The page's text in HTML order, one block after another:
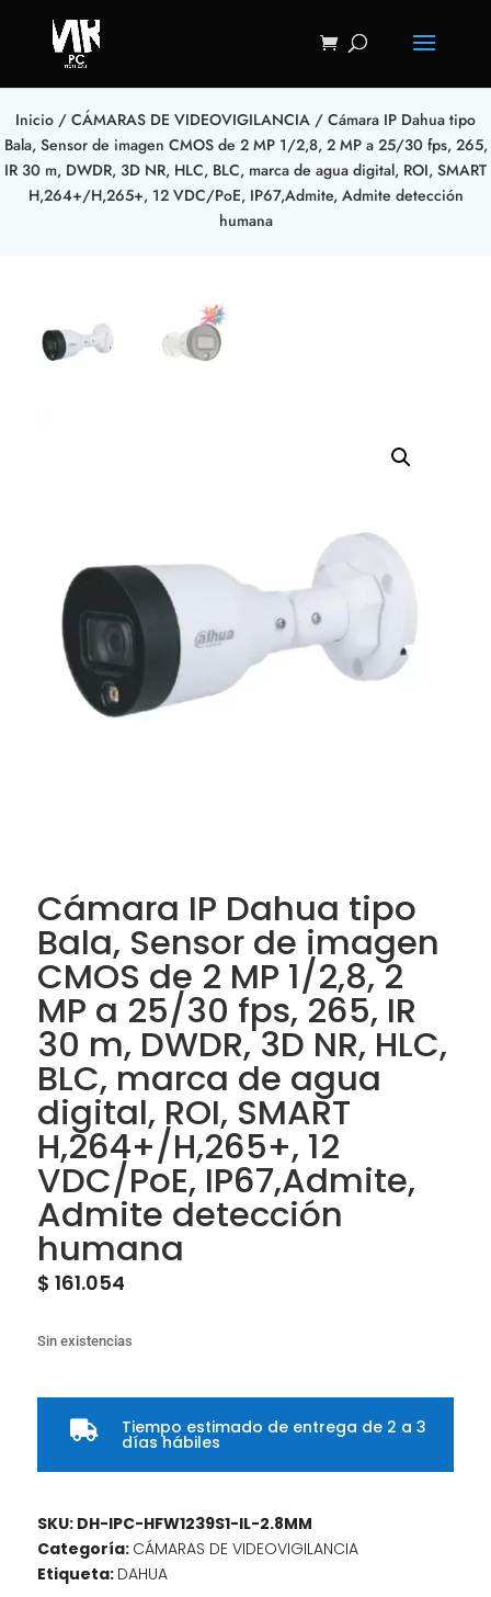
Inicio / CÁMARAS DE VIDEOVIGILANCIA / Cámara IP Dahua tipo
Bala, Sensor de imagen CMOS de 2 MP 1/2,8, 2 MP a 25/30 fps, 265,
IR 30 m, DWDR, 3D NR, HLC, BLC, marca de agua digital, ROI, SMART
H,264+/H,265+, 12 VDC/PoE, IP67,Admite, Admite detección
humana
Cámara IP Dahua tipo
Bala, Sensor de imagen
CMOS de 2 MP 1/2,8, 2
MP a 25/30 fps, 265, IR
30 m, DWDR, 3D NR, HLC,
BLC, marca de agua
digital, ROI, SMART
H,264+/H,265+, 12
VDC/PoE, IP67,Admite,
Admite detección
humana
$ 161.054
Sin existencias
 Tiempo estimado de entrega de 2 a 3
días hábiles
SKU: DH-IPC-HFW1239S1-IL-2.8MM
Categoría: CÁMARAS DE VIDEOVIGILANCIA
Etiqueta: DAHUA